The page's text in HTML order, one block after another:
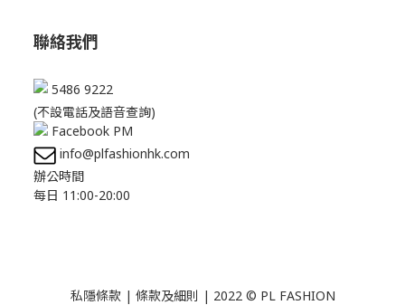
聯絡我們
5486 9222
(不設電話及語音查詢)
Facebook PM
info@plfashionhk.com
辦公時間
每日 11:00-20:00
私隱條款| 條款及細則 | 2022 © PL FASHION